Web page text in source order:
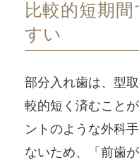
比較的短期
すい
部分入れ歯は、型
較的短く済むこと
ントのような外科
ないため、「前歯